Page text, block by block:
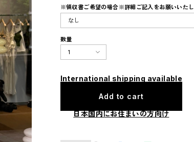
※領収書ご希望の場合※詳細ご記入をお願いいた
数量
International shipping available
Add to cart
日本国内にお住まいの方向け